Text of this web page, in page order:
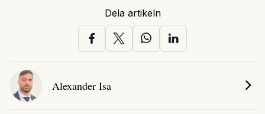
Dela artikeln
Alexander Isa